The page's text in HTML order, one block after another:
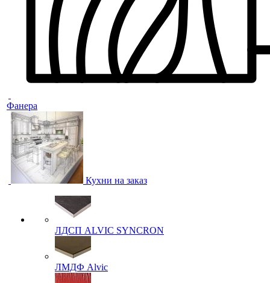
Фанера
Кухни на заказ
ЛДСП ALVIC SYNCRON
ЛМДФ Alvic